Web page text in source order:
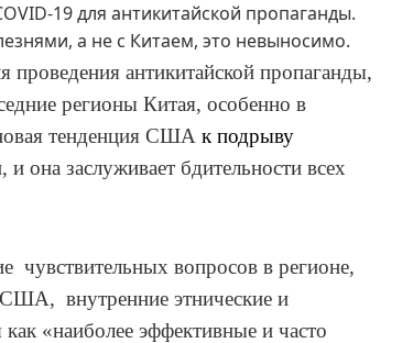
19 для антикитайской пропаганды.
а не с Китаем, это невыносимо.
антикитайской пропаганды,
регионы Китая, особенно в
тенденция США к подрыву
она заслуживает бдительности всех
чувствительных вопросов в регионе,
США, внутренние этнические и
«наиболее эффективные и часто